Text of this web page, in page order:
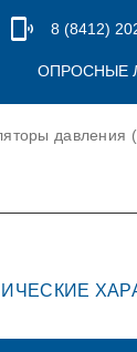
8 (8412)
(ПРОК)
ОПРОСНЫЕ